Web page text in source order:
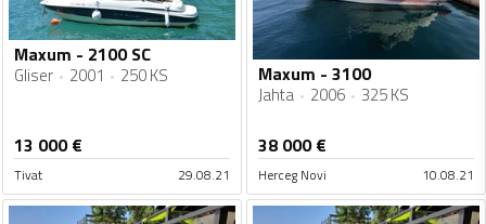
Maxum - 2100 SC
Gliser 2001 250 KS
13 000€
Tivat 29.08.21
Maxum - 3100
Jahta 2006 325 KS
38 000€
Herceg Novi 10.08.21